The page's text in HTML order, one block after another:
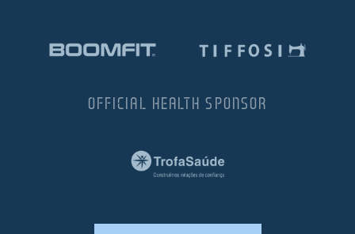
OFFICIAL HEALTH SPONSOR